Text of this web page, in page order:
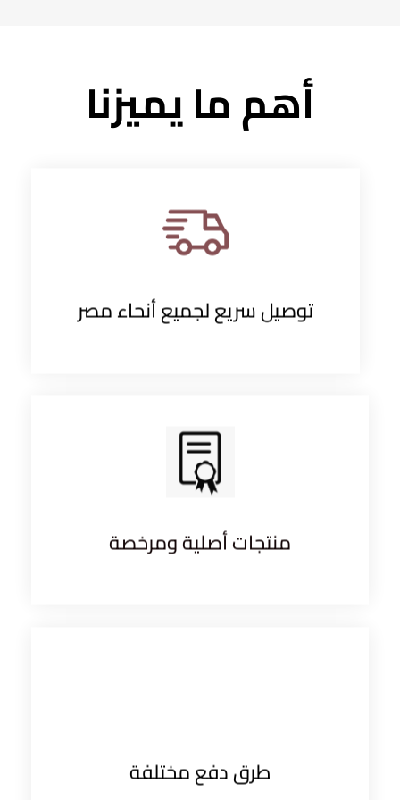
أهم ما يميزنا
توصيل سريع لجميع أنحاء مصر
منتجات أصلية ومرخصة
طرق دفع مختلفة